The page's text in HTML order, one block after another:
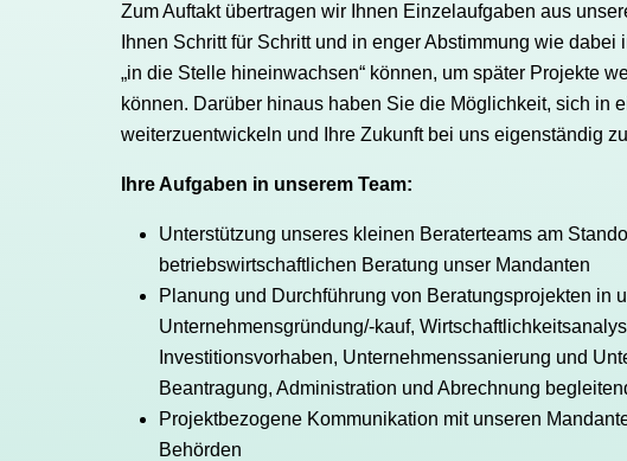
Zum Auftakt übertragen wir Ihnen Einzelaufgaben aus
Ihnen Schritt für Schritt und in enger Abstimmung wie
„in die Stelle hineinwachsen“ können, um später Projekte
können. Darüber hinaus haben Sie die Möglichkeit, sich in
weiterzuentwickeln und Ihre Zukunft bei uns eigenständig
Ihre Aufgaben in unserem Team:
Unterstützung unseres kleinen Beraterteams am
betriebswirtschaftlichen Beratung unser Mandanten
Planung und Durchführung von Beratungsprojekten in
Unternehmensgründung/-kauf,
Investitionsvorhaben, Unternehmenssanierung und
Beantragung, Administration und Abrechnung
Projektbezogene Kommunikation mit unseren
Behörden